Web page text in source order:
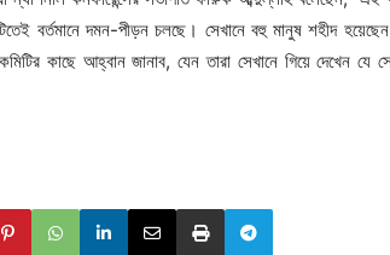
বর্তমানে দমন-পীড়ন চলছে। সেখানে বহু মানুষ শহীদ
কাছে আহ্বান জানাব, যেন তারা সেখানে গিয়ে দেখেন যে